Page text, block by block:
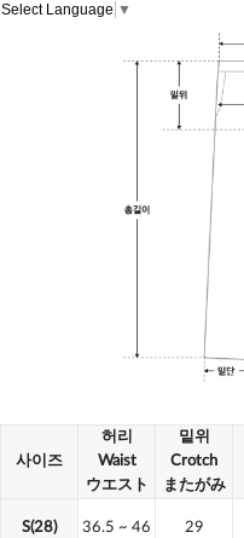
Select Language ▼
사이즈
허리
Waist
ウエスト
밑위
Crotch
またがみ
S(28) 36.5 ~ 46 29